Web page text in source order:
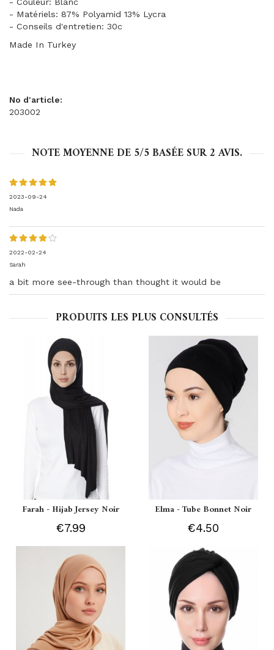
- Matériels: 87% Polyamid 13% Lycra
- Conseils d'entretien: 30c
Made In Turkey
No d'article:
203002
NOTE MOYENNE DE 5/5 BASÉE SUR2AVIS.
2023-09-24
Nada
2022-02-24
Sarah
a bit more see-through than thought it would be
PRODUITS LES PLUS CONSULTÉS
Farah - Hijab Jersey Noir
€7.99
Elma - Tube Bonnet Noir
€4.50